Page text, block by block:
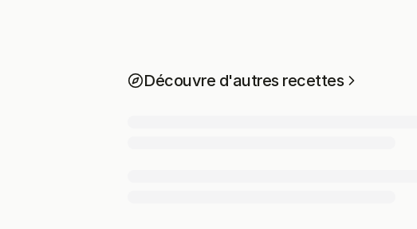
Découvre d'autres recettes